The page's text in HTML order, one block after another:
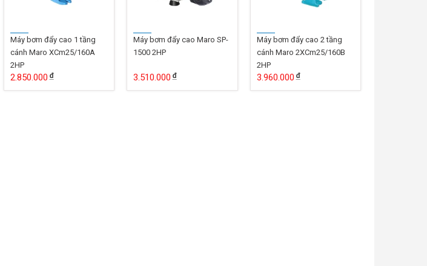
Máy bơm đẩy cao 1 tầng
cánh Maro XCm25/160A
2HP
2.850.000
Máy bơm đẩy cao Maro SP-
1500 2HP
3.510.000
Máy bơm đẩy cao 2 tầng
cánh Maro 2XCm25/160B
2HP
3.960.000